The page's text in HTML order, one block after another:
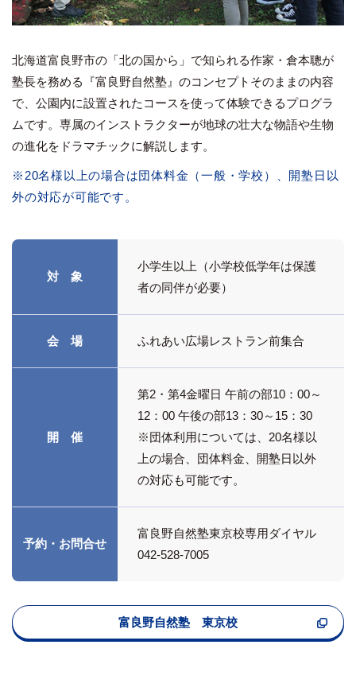
北海道富良野市の「北の国から」で知られる作家・倉本聰が
塾長を務める『富良野自然塾』のコンセプトそのままの内容
で、公園内に設置されたコースを使って体験できるプログラ
ムです。専属のインストラクターが地球の壮大な物語や生物
の進化をドラマチックに解説します。
※20名様以上の場合は団体料金（一般・学校）、開塾日以
外の対応が可能です。
対 象
小学生以上（小学校低学年は保護
者の同伴が必要）
会 場 ふれあい広場レストラン前集合
開 催
第2・第4金曜日 午前の部10：00～
12：00 午後の部13：30～15：30
※団体利用については、20名様以
上の場合、団体料金、開塾日以外
の対応も可能です。
予約・お問合せ
富良野自然塾東京校専用ダイヤル
042-528-7005
富良野自然塾 東京校